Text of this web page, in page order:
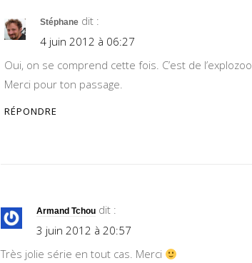
Stéphane dit :
4 juin 2012 à 06:27
Oui, on se comprend cette fois. C’est de
Merci pour ton passage.
RÉPONDRE
Armand Tchou dit :
3 juin 2012 à 20:57
Très jolie série en tout cas. Merci